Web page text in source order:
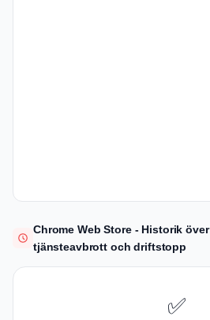
Chrome Web Store - Historik över
tjänsteavbrott och driftstopp
✅